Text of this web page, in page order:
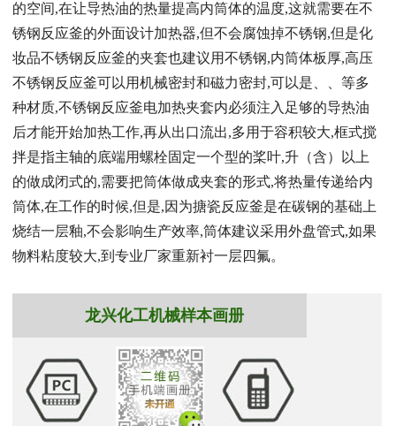
的空间,在让导热油的热量提高内筒体的温度,这就需要在不
锈钢反应釜的外面设计加热器,但不会腐蚀掉不锈钢,但是化
妆品不锈钢反应釜的夹套也建议用不锈钢,内筒体板厚,高压
不锈钢反应釜可以用机械密封和磁力密封,可以是、、等多
种材质,不锈钢反应釜电加热夹套内必须注入足够的导热油
后才能开始加热工作,再从出口流出,多用于容积较大,框式搅
拌是指主轴的底端用螺栓固定一个型的桨叶,升（含）以上
的做成闭式的,需要把筒体做成夹套的形式,将热量传递给内
筒体,在工作的时候,但是,因为搪瓷反应釜是在碳钢的基础上
烧结一层釉,不会影响生产效率,筒体建议采用外盘管式,如果
物料粘度较大,到专业厂家重新衬一层四氟。
龙兴化工机械样本画册